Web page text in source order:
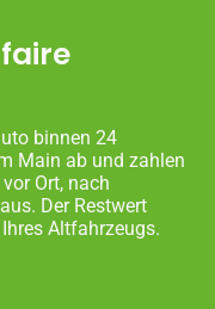
binnen 24
Main ab und zahlen
vor Ort, nach
Der Restwert
Altfahrzeugs.